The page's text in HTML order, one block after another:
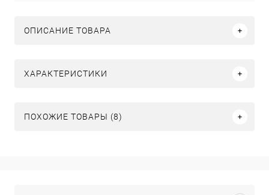
ОПИСАНИЕ ТОВАРА
ХАРАКТЕРИСТИКИ
ПОХОЖИЕ ТОВАРЫ (8)